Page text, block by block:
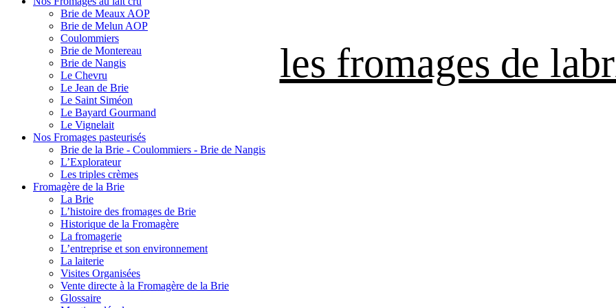
les fromages de
Brie de Meaux AOP
Brie de Melun AOP
Coulommiers
Brie de Montereau
Brie de Nangis
Le Chevru
Le Jean de Brie
Le Saint Siméon
Le Bayard Gourmand
Le Vignelait
Nos Fromages pasteurisés
Brie de la Brie - Coulommiers - Brie de Nangis
L’Explorateur
Les triples crèmes
Fromagère de la Brie
La Brie
L’histoire des fromages de Brie
Historique de la Fromagère
La fromagerie
L’entreprise et son environnement
La laiterie
Visites Organisées
Vente directe à la Fromagère de la Brie
Glossaire